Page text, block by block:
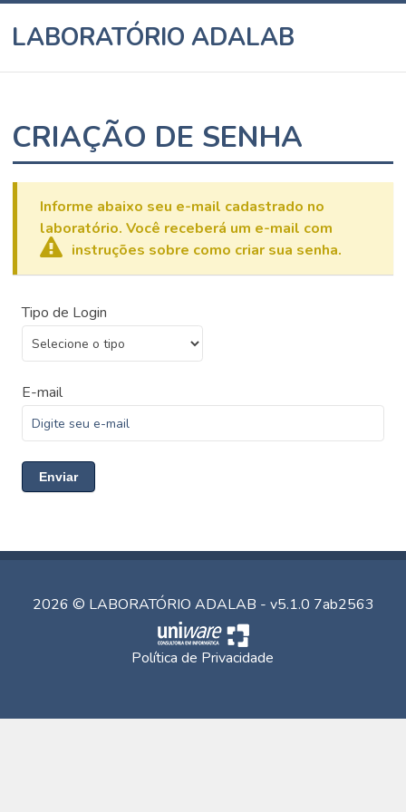
LABORATÓRIO ADALAB
CRIAÇÃO DE SENHA
Informe abaixo seu e-mail cadastrado no
laboratório. Você receberá um e-mail com
instruções sobre como criar sua senha.
Tipo de Login
E-mail
Enviar
2026 © LABORATÓRIO ADALAB - v5.1.0 7ab2563
Política de Privacidade